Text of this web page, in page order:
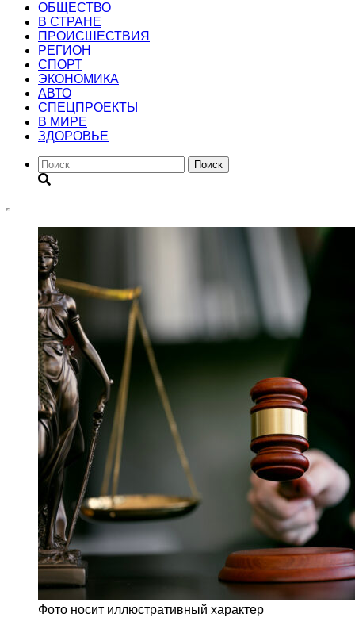
ОБЩЕСТВО
В СТРАНЕ
ПРОИСШЕСТВИЯ
РЕГИОН
CПОРТ
ЭКОНОМИКА
АВТО
СПЕЦПРОЕКТЫ
В МИРЕ
ЗДОРОВЬЕ
Поиск
Фото носит иллюстративный характер